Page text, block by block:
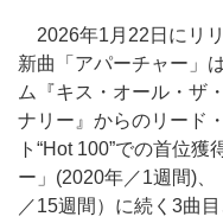
2026年1月22日にリ
新曲「アパーチャー」
ム『キス・オール・ザ
ナリー』からのリード
ト“Hot 100”での首位
ー」(2020年／1週間)
／15週間）に続く3曲